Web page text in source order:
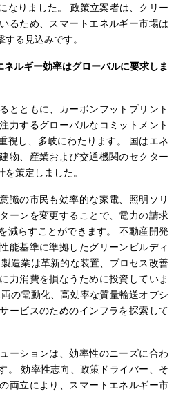
なりました。 政策立案者は、クリー
るため、スマートエネルギー市場は
る見込みです。
ルギー効率はグローバルに要求しま
とともに、カーボンフットプリント
力するグローバルなコミットメント
視し、多岐にわたります。 国はエネ
物、産業および交通機関のセクター
策定しました。
識の市民も効率的な家電、照明ソリ
ーンを変更することで、電力の請求
減らすことができます。 不動産開発
能基準に準拠したグリーンビルディ
造業は革新的な装置、プロセス改善
力消費を損なうために投資していま
の電動化、高効率な質量輸送オプシ
ービスのためのインフラを探索して
ーションは、効率性のニーズに合わ
。 効率性志向、政策ドライバー、そ
両立により、スマートエネルギー市